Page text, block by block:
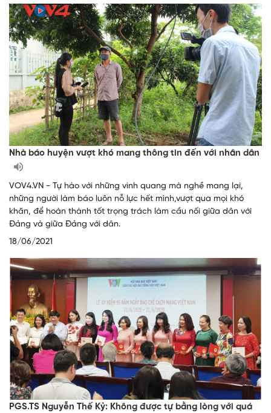
Nhà báo huyện vượt khó mang thông tin đến với nhân dân
VOV4.VN - Tự hào với những vinh quang mà nghề mang lại,
những người làm báo luôn nỗ lực hết mình,vượt qua mọi khó
khăn, để hoàn thành tốt trọng trách làm cầu nối giữa dân với
Đảng và giữa Đảng với dân.
18/06/2021
PGS.TS Nguyễn Thế Kỷ: Không được tự bằng lòng với quá